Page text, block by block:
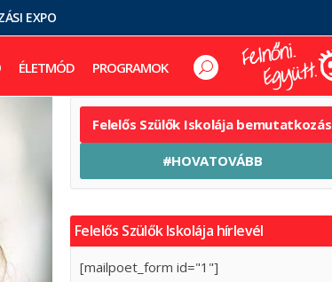
EXPO
ÉLETMÓD PROGRAMOK
Felelős Szülők Iskolája bemutatkozás
#HOVATOVÁBB
Felelős Szülők Iskolája hírlevél
[mailpoet_form id="1"]